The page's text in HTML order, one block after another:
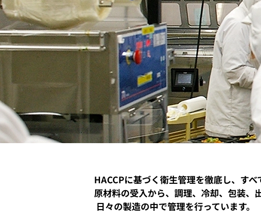
HACCPに基づく衛生管理を徹底し、すべ
原材料の受入から、調理、冷却、包装、
日々の製造の中で管理を行っています。